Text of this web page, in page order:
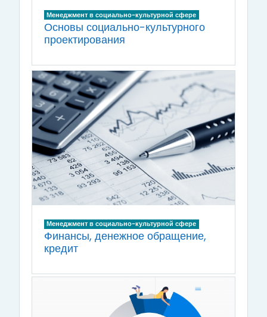
Менеджмент в социально-культурной сфере
Основы социально-культурного
проектирования
Менеджмент в социально-культурной сфере
Финансы, денежное обращение,
кредит